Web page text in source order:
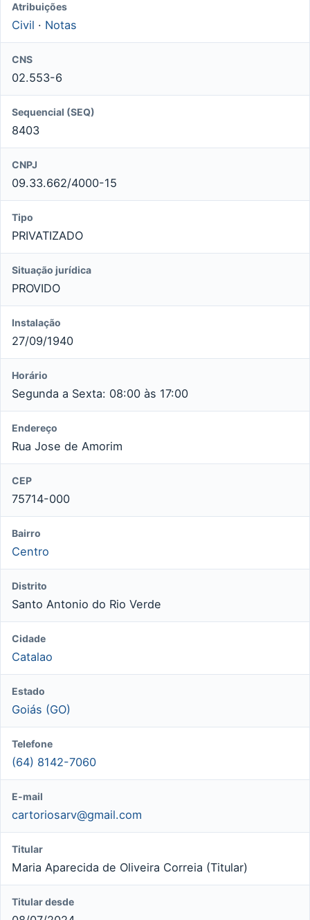
Atribuições
Civil · Notas
CNS
02.553-6
Sequencial (SEQ)
8403
CNPJ
09.33.662/4000-15
Tipo
PRIVATIZADO
Situação jurídica
PROVIDO
Instalação
27/09/1940
Horário
Segunda a Sexta: 08:00 às 17:00
Endereço
Rua Jose de Amorim
CEP
75714-000
Bairro
Centro
Distrito
Santo Antonio do Rio Verde
Cidade
Catalao
Estado
Goiás (GO)
Telefone
(64) 8142-7060
E-mail
cartoriosarv@gmail.com
Titular
Maria Aparecida de Oliveira Correia (Titular)
Titular desde